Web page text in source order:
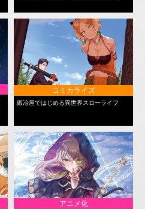
コミカライズ
鍛冶屋ではじめる異世界スローライフ
アニメ化